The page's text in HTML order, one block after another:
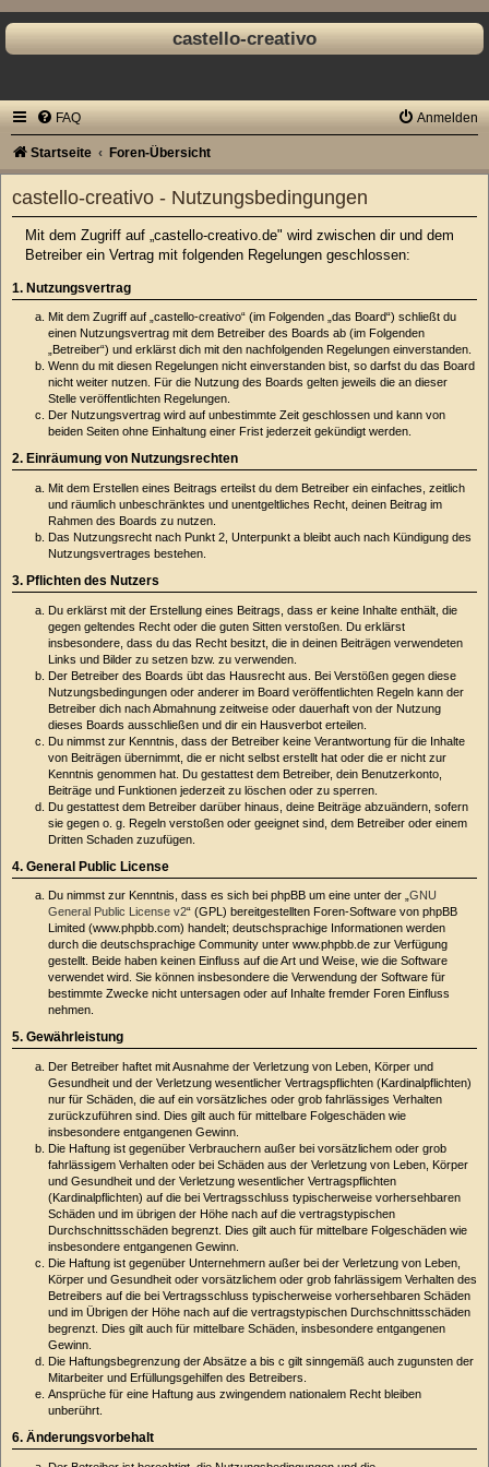
castello-creativo
FAQ Anmelden
Startseite Foren-Übersicht
castello-creativo - Nutzungsbedingungen
Mit dem Zugriff auf „castello-creativo.de" wird zwischen dir und dem
Betreiber ein Vertrag mit folgenden Regelungen geschlossen:
1. Nutzungsvertrag
Mit dem Zugriff auf „castello-creativo“ (im Folgenden „das Board“) schließt du
einen Nutzungsvertrag mit dem Betreiber des Boards ab (im Folgenden
„Betreiber“) und erklärst dich mit den nachfolgenden Regelungen einverstanden.
Wenn du mit diesen Regelungen nicht einverstanden bist, so darfst du das Board
nicht weiter nutzen. Für die Nutzung des Boards gelten jeweils die an dieser
Stelle veröffentlichten Regelungen.
Der Nutzungsvertrag wird auf unbestimmte Zeit geschlossen und kann von
beiden Seiten ohne Einhaltung einer Frist jederzeit gekündigt werden.
2. Einräumung von Nutzungsrechten
Mit dem Erstellen eines Beitrags erteilst du dem Betreiber ein einfaches, zeitlich
und räumlich unbeschränktes und unentgeltliches Recht, deinen Beitrag im
Rahmen des Boards zu nutzen.
Das Nutzungsrecht nach Punkt 2, Unterpunkt a bleibt auch nach Kündigung des
Nutzungsvertrages bestehen.
3. Pflichten des Nutzers
Du erklärst mit der Erstellung eines Beitrags, dass er keine Inhalte enthält, die
gegen geltendes Recht oder die guten Sitten verstoßen. Du erklärst
insbesondere, dass du das Recht besitzt, die in deinen Beiträgen verwendeten
Links und Bilder zu setzen bzw. zu verwenden.
Der Betreiber des Boards übt das Hausrecht aus. Bei Verstößen gegen diese
Nutzungsbedingungen oder anderer im Board veröffentlichten Regeln kann der
Betreiber dich nach Abmahnung zeitweise oder dauerhaft von der Nutzung
dieses Boards ausschließen und dir ein Hausverbot erteilen.
Du nimmst zur Kenntnis, dass der Betreiber keine Verantwortung für die Inhalte
von Beiträgen übernimmt, die er nicht selbst erstellt hat oder die er nicht zur
Kenntnis genommen hat. Du gestattest dem Betreiber, dein Benutzerkonto,
Beiträge und Funktionen jederzeit zu löschen oder zu sperren.
Du gestattest dem Betreiber darüber hinaus, deine Beiträge abzuändern, sofern
sie gegen o. g. Regeln verstoßen oder geeignet sind, dem Betreiber oder einem
Dritten Schaden zuzufügen.
4. General Public License
Du nimmst zur Kenntnis, dass es sich bei phpBB um eine unter der „GNU
General Public License v2“ (GPL) bereitgestellten Foren-Software von phpBB
Limited (www.phpbb.com) handelt; deutschsprachige Informationen werden
durch die deutschsprachige Community unter www.phpbb.de zur Verfügung
gestellt. Beide haben keinen Einfluss auf die Art und Weise, wie die Software
verwendet wird. Sie können insbesondere die Verwendung der Software für
bestimmte Zwecke nicht untersagen oder auf Inhalte fremder Foren Einfluss
nehmen.
5. Gewährleistung
Der Betreiber haftet mit Ausnahme der Verletzung von Leben, Körper und
Gesundheit und der Verletzung wesentlicher Vertragspflichten (Kardinalpflichten)
nur für Schäden, die auf ein vorsätzliches oder grob fahrlässiges Verhalten
zurückzuführen sind. Dies gilt auch für mittelbare Folgeschäden wie
insbesondere entgangenen Gewinn.
Die Haftung ist gegenüber Verbrauchern außer bei vorsätzlichem oder grob
fahrlässigem Verhalten oder bei Schäden aus der Verletzung von Leben, Körper
und Gesundheit und der Verletzung wesentlicher Vertragspflichten
(Kardinalpflichten) auf die bei Vertragsschluss typischerweise vorhersehbaren
Schäden und im übrigen der Höhe nach auf die vertragstypischen
Durchschnittsschäden begrenzt. Dies gilt auch für mittelbare Folgeschäden wie
insbesondere entgangenen Gewinn.
Die Haftung ist gegenüber Unternehmern außer bei der Verletzung von Leben,
Körper und Gesundheit oder vorsätzlichem oder grob fahrlässigem Verhalten des
Betreibers auf die bei Vertragsschluss typischerweise vorhersehbaren Schäden
und im Übrigen der Höhe nach auf die vertragstypischen Durchschnittsschäden
begrenzt. Dies gilt auch für mittelbare Schäden, insbesondere entgangenen
Gewinn.
Die Haftungsbegrenzung der Absätze a bis c gilt sinngemäß auch zugunsten der
Mitarbeiter und Erfüllungsgehilfen des Betreibers.
Ansprüche für eine Haftung aus zwingendem nationalem Recht bleiben
unberührt.
6. Änderungsvorbehalt